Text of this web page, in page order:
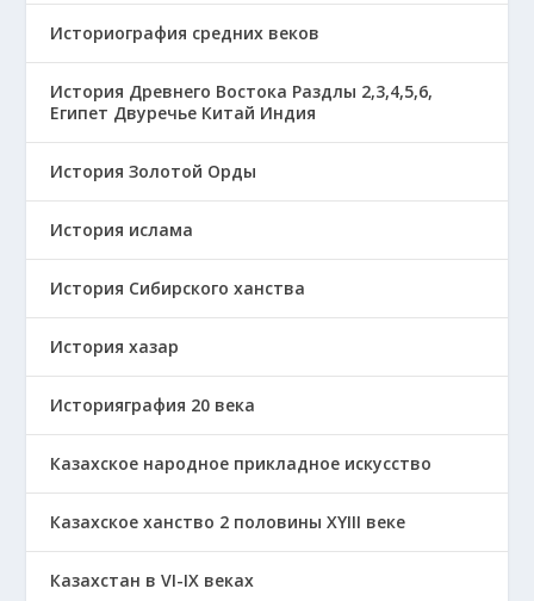
Историография средних веков
История Древнего Востока Раздлы 2,3,4,5,6,
Египет Двуречье Китай Индия
История Золотой Орды
История ислама
История Сибирского ханства
История хазар
Историяграфия 20 века
Казахское народное прикладное искусство
Казахское ханство 2 половины ХҮІІІ веке
Казахстан в VI-IX веках